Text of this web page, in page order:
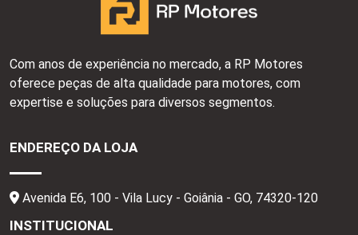
Com anos de experiência no mercado, a RP Motores
oferece peças de alta qualidade para motores, com
expertise e soluções para diversos segmentos.
ENDEREÇO DA LOJA
Avenida E6, 100 - Vila Lucy - Goiânia - GO, 74320-120
INSTITUCIONAL